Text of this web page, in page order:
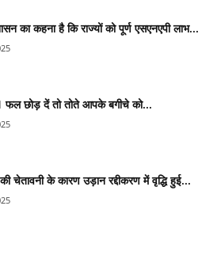
का कहना है कि राज्यों को पूर्ण एसएनएपी लाभ...
फल छोड़ दें तो तोते आपके बगीचे को...
चेतावनी के कारण उड़ान रद्दीकरण में वृद्धि हुई...